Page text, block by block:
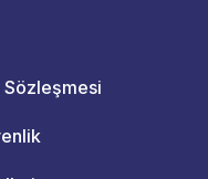
Sözleşmesi